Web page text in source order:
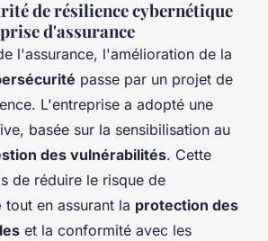
de résilience cybernétique
d'assurance
l'assurance, l'amélioration de la
passe par un projet de
L'entreprise a adopté une
basée sur la sensibilisation au
des vulnérabilités. Cette
de réduire le risque de
tout en assurant la protection des
et la conformité avec les